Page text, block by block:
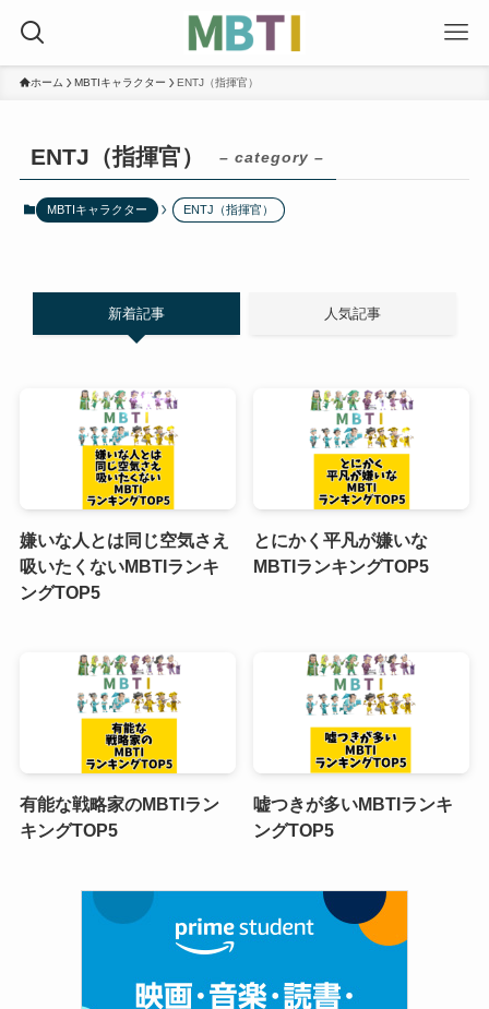
ホーム MBTIキャラクター ENTJ（指揮官）
ENTJ（指揮官） – category –
MBTIキャラクター ENTJ（指揮官）
新着記事 人気記事
嫌いな人とは同じ空気さえ
吸いたくないMBTIランキ
ングTOP5
とにかく平凡が嫌いな
MBTIランキングTOP5
有能な戦略家のMBTIラン
キングTOP5
嘘つきが多いMBTIランキ
ングTOP5